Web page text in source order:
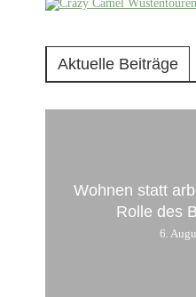
Aktuelle Beiträge
Wohnen statt
Rolle des
6.